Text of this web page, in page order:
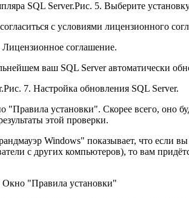
Рис. 5. Выберите
с условиями лицензионного
Лицензионное соглашение.
ваш SQL Server автоматически
Рис. 7. Настройка обновления SQL Server.
"Правила установки". Скорее всего, оно
этой проверки.
Windows" показывает, что если
с других компьютеров), то вам
Окно "Правила установки"